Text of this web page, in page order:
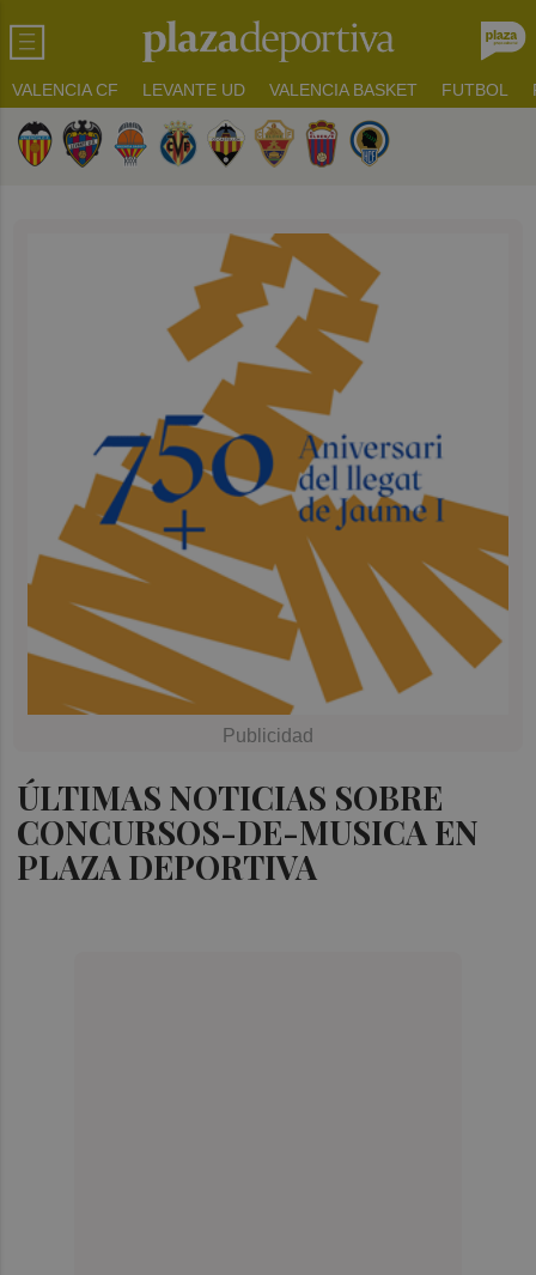
VALENCIA CF LEVANTE UD VALENCIA BASKET FUTBOL
ÚLTIMAS NOTICIAS SOBRE
CONCURSOS-DE-MUSICA EN
PLAZA DEPORTIVA